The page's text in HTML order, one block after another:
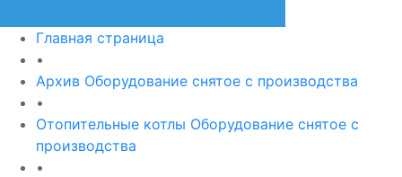
Главная страница
•
Архив Оборудование снятое с производства
•
Отопительные котлы Оборудование снятое с
производства
•